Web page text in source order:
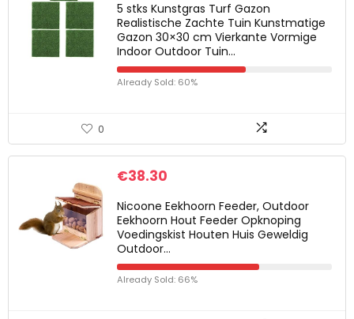
5 stks Kunstgras Turf Gazon
Realistische Zachte Tuin Kunstmatige
Gazon 30×30 cm Vierkante Vormige
Indoor Outdoor Tuin…
Already Sold: 60%
0
€38.30
Nicoone Eekhoorn Feeder, Outdoor
Eekhoorn Hout Feeder Opknoping
Voedingskist Houten Huis Geweldig
Outdoor…
Already Sold: 66%